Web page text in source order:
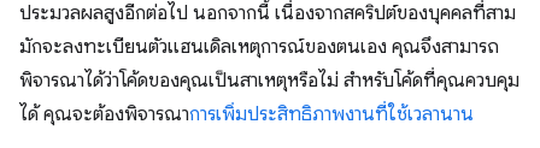
ประมวลผลสูงอีกต่อไป นอกจากนี้ เนื่องจากสคริปต์ของบุคคลที่สาม
มักจะลงทะเบียนตัวแฮนเดิลเหตุการณ์ของตนเอง คุณจึงสามารถ
พิจารณาได้ว่าโค้ดของคุณเป็นสาเหตุหรือไม่ สำหรับโค้ดที่คุณควบคุม
ได้ คุณจะต้องพิจารณาการเพิ่มประสิทธิภาพงานที่ใช้เวลานาน